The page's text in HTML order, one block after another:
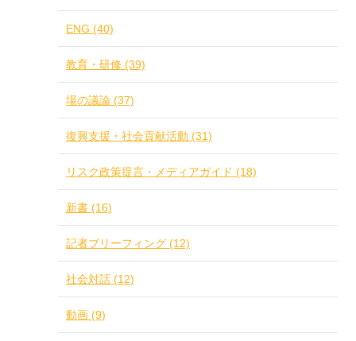
ENG (40)
教育・研修 (39)
場の議論 (37)
復興支援・社会貢献活動 (31)
リスク政策提言・メディアガイド (18)
新書 (16)
記者ブリーフィング (12)
社会対話 (12)
動画 (9)